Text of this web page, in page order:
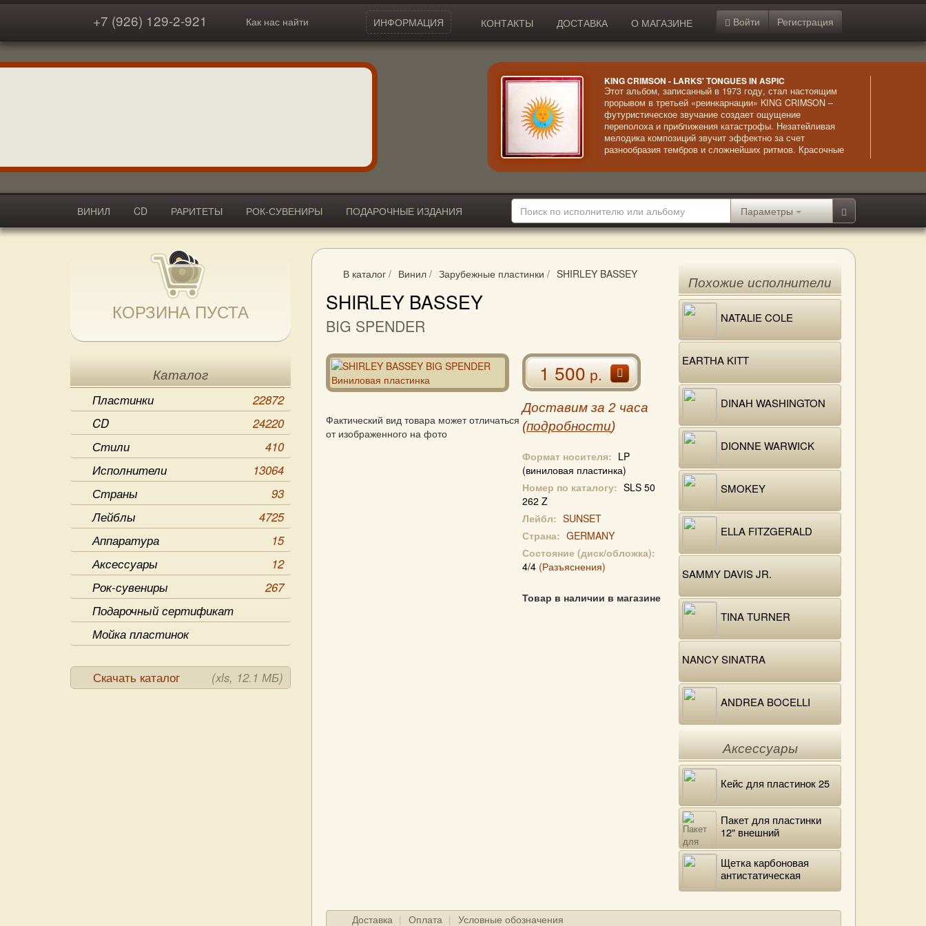
+7 (926) 129-2-921 Как нас найти ИНФОРМАЦИЯ КОНТАКТЫ ДОСТАВКА О МАГАЗИНЕ Войти Регистрация
KING CRIMSON - LARKS' TONGUES IN ASPIC
Этот альбом, записанный в 1973 году, стал настоящим
прорывом в третьей «реинкарнации» KING CRIMSON –
футуристическое звучание создает ощущение
переполоха и приближения катастрофы. Незатейливая
мелодика композиций звучит эффектно за счет
разнообразия тембров и сложнейших ритмов. Красочные
комбинации с ударными создают в сознании яркие и
друга. Альбом стал революционным в прогрессивном
роке, неким мощным метеоритом, ворвавшимся и
нарушившим всеобщий покой. Впечатление дополняется
необычайно лиричным вокалом.
ВИНИЛ CD РАРИТЕТЫ РОК-СУВЕНИРЫ
ПОДАРОЧНЫЕ ИЗДАНИЯ
АКСЕССУАРЫ
Параметры
КОРЗИНА ПУСТА
Каталог
Пластинки
22872
CD
24220
Стили
410
Исполнители
13064
Страны
93
Лейблы
4725
Аппаратура
15
Аксессуары
12
Рок-сувениры
267
Подарочный сертификат
Мойка пластинок
Скачать каталог (xls, 12.1 МБ)
В каталог / Винил / Зарубежные пластинки / SHIRLEY BASSEY
SHIRLEY BASSEY
BIG SPENDER
Фактический вид товара может отличаться
от изображенного на фото
1 500р.
Доставим за 2 часа
(подробности)
Формат носителя: LP
(виниловая пластинка)
Номер по каталогу: SLS 50
262 Z
Лейбл: SUNSET
Страна: GERMANY
Состояние (диск/обложка):
4/4 (Разъяснения)
Товар в наличии в магазине
Похожие исполнители
NATALIE COLE
EARTHA KITT
DINAH WASHINGTON
DIONNE WARWICK
SMOKEY
ELLA FITZGERALD
SAMMY DAVIS JR.
TINA TURNER
NANCY SINATRA
ANDREA BOCELLI
Аксессуары
Кейс для пластинок 25
Пакет для пластинки
12" внешний
Щетка карбоновая
антистатическая
Доставка Оплата Условные обозначения